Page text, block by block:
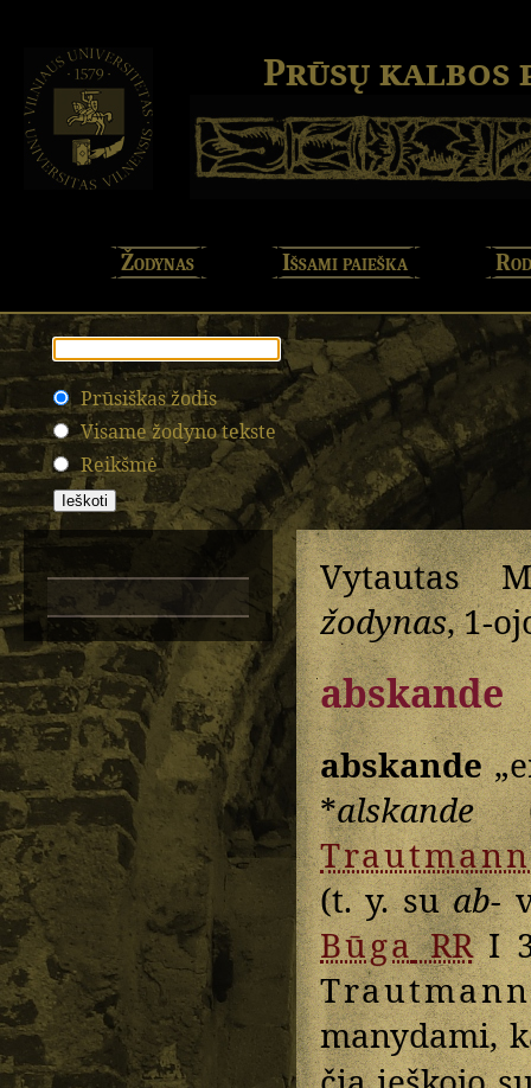
Prūsų kalbos
Žodynas Išsami paieška
Prūsiškas žodis
Visame žodyno tekste
Reikšmė
Vytautas
žodynas, 1-
abskande
abskande
*alskande
Trautmann
(t. y. suab-
BūgaRRI
manydami,